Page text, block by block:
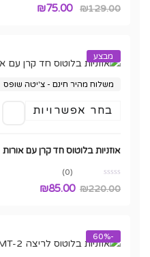
₪129.00
המחיר
₪129.00.
₪75.00
המחיר
₪75.00.
מבצע
משלוח מהיר חינם - צ'יטה שופס
בחר אפשרויות למוצר
מספר
בעמוד
אוזניות בלוטוס חד קרן עם אורות
₪220.00
₪85.00